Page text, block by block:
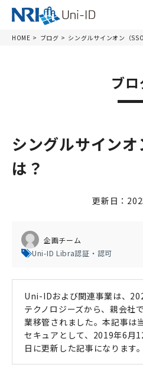
HOME ブログ シングルサインオン（
ブ
シングルサインオ
は？
更新日：
企画チーム
Uni-ID Libra認証・認可
Uni-IDおよび関連事業は、
テクノロジーズから、親会社
業移管されました。本記事は
セキュアとして、2019年6月
日に更新した記事になります。